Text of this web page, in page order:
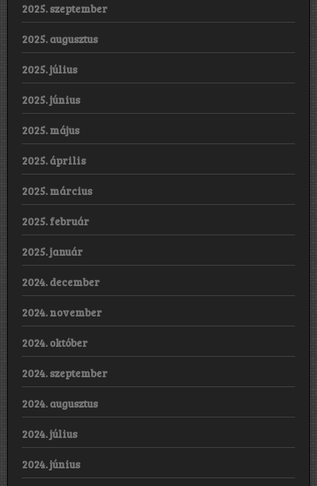
2025. szeptember
2025. augusztus
2025. július
2025. június
2025. május
2025. április
2025. március
2025. február
2025. január
2024. december
2024. november
2024. október
2024. szeptember
2024. augusztus
2024. július
2024. június